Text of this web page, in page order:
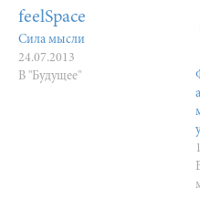
Сила мысли
24.07.2013
В "Будущее"